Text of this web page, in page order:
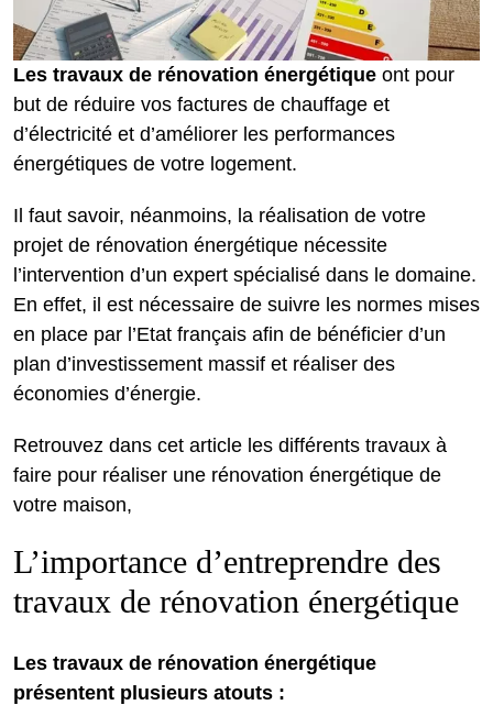
Les travaux de rénovation énergétique ont pour
but de réduire vos factures de chauffage et
d’électricité et d’améliorer les performances
énergétiques de votre logement.
Il faut savoir, néanmoins, la réalisation de votre
projet de rénovation énergétique nécessite
l’intervention d’un expert spécialisé dans le domaine.
En effet, il est nécessaire de suivre les normes mises
en place par l’Etat français afin de bénéficier d’un
plan d’investissement massif et réaliser des
économies d’énergie.
Retrouvez dans cet article les différents travaux à
faire pour réaliser une rénovation énergétique de
votre maison,
L’importance d’entreprendre des
travaux de rénovation énergétique
Les travaux de rénovation énergétique
présentent plusieurs atouts :